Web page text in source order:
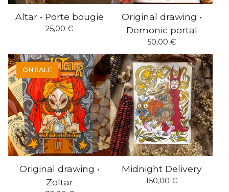
Altar • Porte bougie
25,00 €
Original drawing •
Demonic portal
50,00 €
ON SALE
Original drawing •
Zoltar
Midnight Delivery
150,00 €